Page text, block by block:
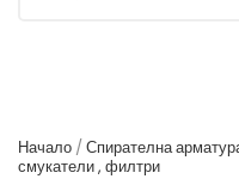
Начало Спирателна
смукатели , филтри